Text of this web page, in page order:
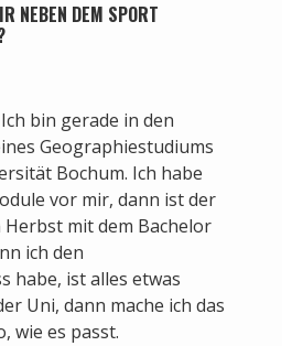
NEBEN DEM SPORT
bin gerade in den
Geographiestudiums
Bochum. Ich habe
vor mir, dann ist der
Herbst mit dem Bachelor
ich den
habe, ist alles etwas
Uni, dann mache ich das
wie es passt.